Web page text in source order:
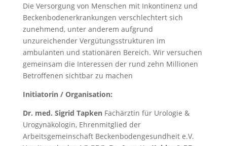
Die Versorgung von Menschen mit Inkontinenz und
Beckenbodenerkrankungen verschlechtert sich
zunehmend, unter anderem aufgrund
unzureichender Vergütungsstrukturen im
ambulanten und stationären Bereich. Wir versuchen
gemeinsam die Interessen der rund zehn Millionen
Betroffenen sichtbar zu machen
Initiatorin / Organisation:
Dr. med. Sigrid TapkenFachärztin für Urologie &
Urogynäkologin, Ehrenmitglied der
Arbeitsgemeinschaft Beckenbodengesundheit e.V.